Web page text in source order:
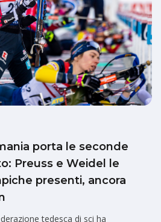
porta le seconde
Preuss e Weidel le
presenti, ancora
tedesca di sci ha